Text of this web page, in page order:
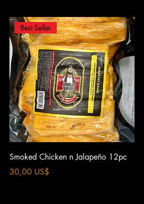
Vista rápida
Best Seller
Smoked Chicken n Jalapeño 12pc
Precio
30,00 US$